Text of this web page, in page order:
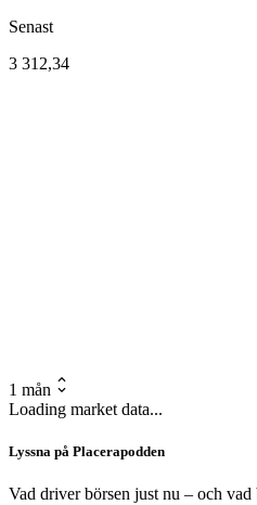
Senast
3 312,34
1 mån
Loading market data...
Lyssna på Placerapodden
Vad driver börsen just nu – och